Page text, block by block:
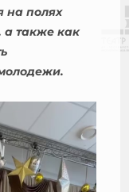
на полях
а также как